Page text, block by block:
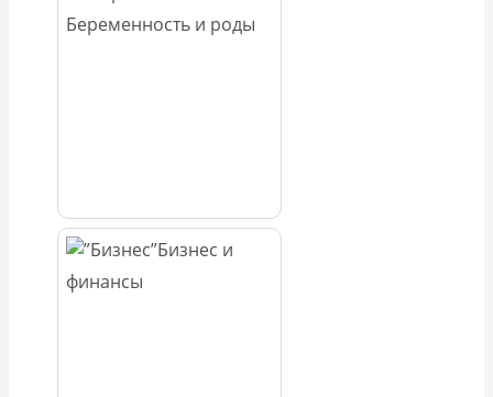
Беременность и роды
Бизнес и
финансы